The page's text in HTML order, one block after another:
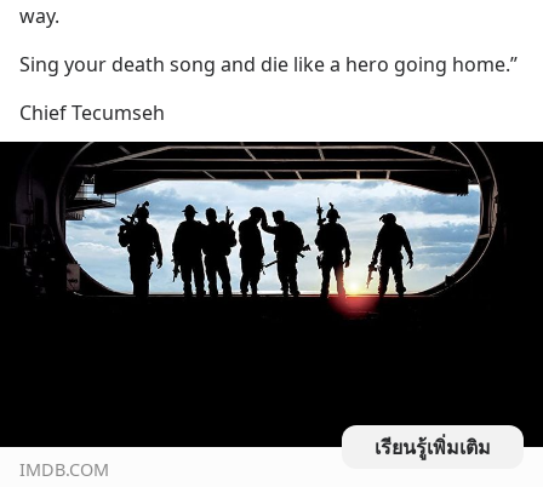
way.
Sing your death song and die like a hero going home.”
Chief Tecumseh
เรียนรู้เพิ่มเติม
IMDB.COM